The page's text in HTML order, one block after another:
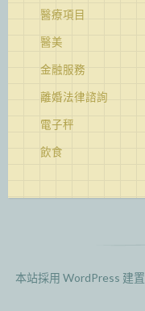
醫療項目
醫美
金融服務
離婚法律諮詢
電子秤
飲食
本站採用 WordPress 建置